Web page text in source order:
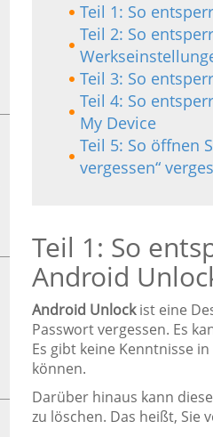
Teil 1: So
Teil 2: So
Teil 3: So
Teil 4: So
My Device
Teil 5: So öffnen
vergessen“
Teil 1: So
Android
Android Unlockist eine
Passwort vergessen. Es
Es gibt keine Kenntnisse
können.
Darüber hinaus kann
zu löschen. Das heißt, Sie